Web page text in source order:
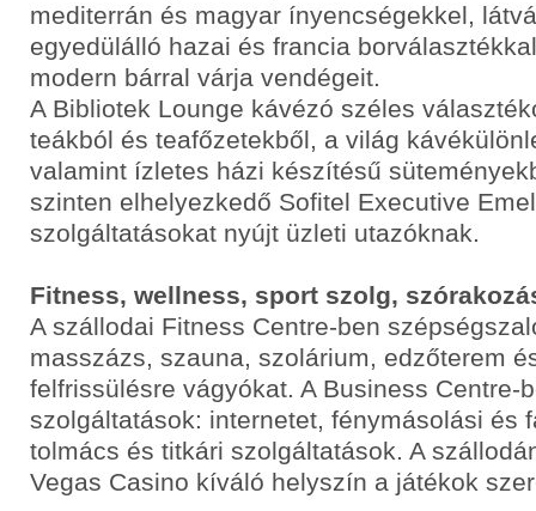
mediterrán és magyar ínyencségekkel,
egyedülálló hazai és francia
modern bárral várja vendégeit.
A Bibliotek Lounge kávézó széles
teákból és teafőzetekből, a világ
valamint ízletes házi készítésű
szinten elhelyezkedő Sofitel Executive
szolgáltatásokat nyújt üzleti utazóknak.
Fitness, wellness, sport szolg,
A szállodai Fitness Centre-ben
masszázs, szauna, szolárium, edzőterem
felfrissülésre vágyókat. A Business Centre-
szolgáltatások: internetet, fénymásolási és
tolmács és titkári szolgáltatások. A
Vegas Casino kíváló helyszín a játékok